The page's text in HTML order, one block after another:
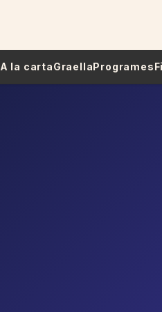
A la cartaGraellaProgrames